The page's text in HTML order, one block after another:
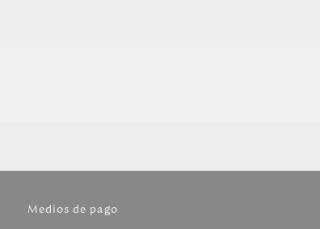
Medios de pago